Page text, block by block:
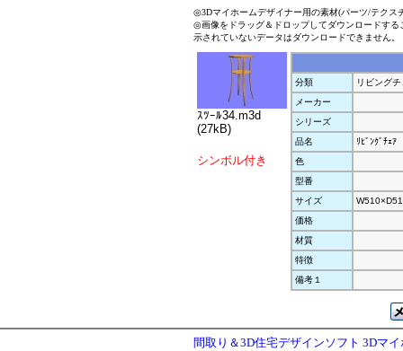
◎3Dマイホームデザイナー用の素材(パーツ/テクス
◎画像をドラッグ＆ドロップしてダウンロードす
示されていないデータはダウンロードできません。
ｽﾂｰﾙ34.m3d
(27kB)
シンボル付き
分類
リビング
メーカー
シリーズ
品名
ﾘﾋﾞﾝｸﾞﾁｪｱ
色
型番
サイズ
価格
材質
特徴
備考１
間取り＆3D住宅デザインソフト 3Dマ